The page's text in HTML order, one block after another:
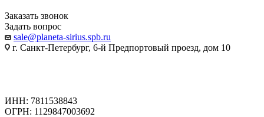
Заказать звонок
Задать вопрос
sale@planeta-sirius.spb.ru
г. Санкт-Петербург, 6-й Предпортовый проезд, дом 10
ИНН: 7811538843
ОГРН: 1129847003692